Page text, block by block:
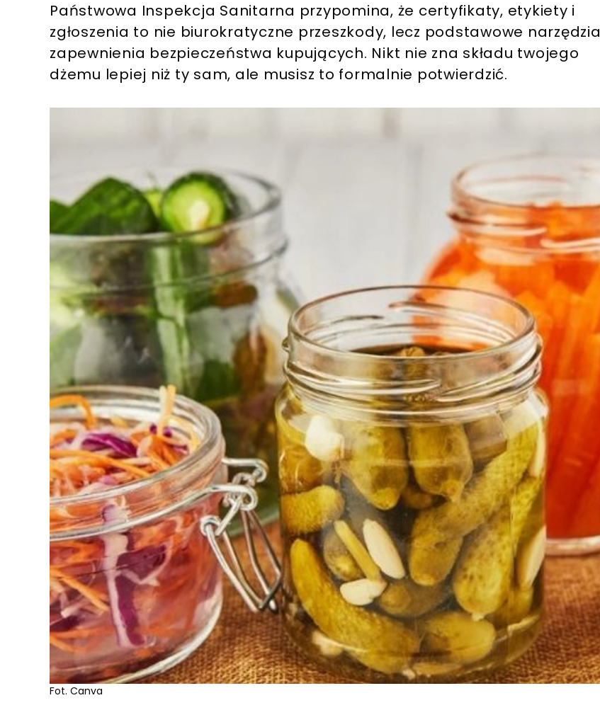
Państwowa Inspekcja Sanitarna przypomina, że certyfikaty, etykiety i
zgłoszenia to nie biurokratyczne przeszkody, lecz podstawowe narzędzia
zapewnienia bezpieczeństwa kupujących. Nikt nie zna składu twojego
dżemu lepiej niż ty sam, ale musisz to formalnie potwierdzić.
Fot. Canva